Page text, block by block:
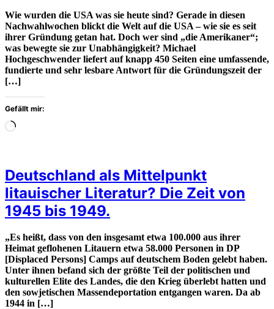
Wie wurden die USA was sie heute sind? Gerade in diesen
Nachwahlwochen blickt die Welt auf die USA – wie sie es seit
ihrer Gründung getan hat. Doch wer sind „die Amerikaner“;
was bewegte sie zur Unabhängigkeit? Michael
Hochgeschwender liefert auf knapp 450 Seiten eine umfassende,
fundierte und sehr lesbare Antwort für die Gründungszeit der
[…]
Gefällt mir:
Wird
Deutschland als Mittelpunkt
litauischer Literatur? Die Zeit von
1945 bis 1949.
„Es heißt, dass von den insgesamt etwa 100.000 aus ihrer
Heimat geflohenen Litauern etwa 58.000 Personen in DP
[Displaced Persons] Camps auf deutschem Boden gelebt haben.
Unter ihnen befand sich der größte Teil der politischen und
kulturellen Elite des Landes, die den Krieg überlebt hatten und
den sowjetischen Massendeportation entgangen waren. Da ab
1944 in […]